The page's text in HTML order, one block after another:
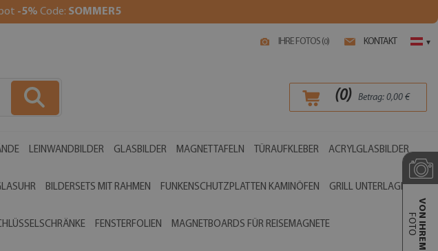
-5% Code: SOMMER5
IHRE FOTOS (0) KONTAKT ▾
(0) Betrag: 0,00€
LEINWANDBILDER GLASBILDER MAGNETTAFELN TÜRAUFKLEBER ACRYLGLASBILDER
BILDERSETS MIT RAHMEN FUNKENSCHUTZPLATTEN KAMINÖFEN GRILL UNTERLAGEN
FENSTERFOLIEN MAGNETBOARDS FÜR REISEMAGNETE VON IHREM
FOTO